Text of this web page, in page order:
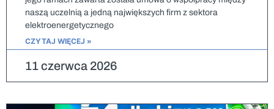
naszą uczelnią a jedną największych firm z sektora
elektroenergetycznego
CZYTAJ WIĘCEJ »
11 czerwca 2026